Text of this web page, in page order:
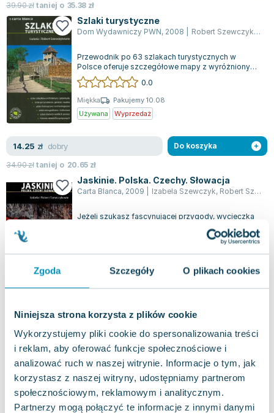
Zgoda Szczegóły O plikach cookies
Niniejsza strona korzysta z plików cookie
Wykorzystujemy pliki cookie do spersonalizowania treści
i reklam, aby oferować funkcje społecznościowe i
analizować ruch w naszej witrynie. Informacje o tym, jak
korzystasz z naszej witryny, udostępniamy partnerom
społecznościowym, reklamowym i analitycznym.
Partnerzy mogą połączyć te informacje z innymi danymi
39.90złtaniej o 35.38 zł
Szlaki turystyczne
Dom Wydawniczy PWN, 2008 Robert Szewczyk
,
Przewodnik po 63 szlakach turystycznych w
Polsce oferuje szczegółowe mapy z wyróżnionymi
atrakcjami. Książka dostarcza rekomendacj...
0.0
Miękka
Pakujemy 10.08
Używana
Wyprzedaż
14.25 zł dobry
34.90złtaniej o 20.65 zł
Do koszyka
Jaskinie. Polska. Czechy. Słowacja
Carta Blanca, 2009 Izabela Szewczyk, Robert Szewczyk
Jeżeli szukasz fascynującej przygody, wycieczka
do jaskiń może być właśnie tym, czego
potrzebujesz. Te niezwykłe miejsca otwierają...
Wyprzedaż
Najpiękniejsze miejsca na świecie. Wielka
encyklopedia krajoznawcza świata
Publicat,2000| praca zbiorowa,Dariusz Wrzesiński